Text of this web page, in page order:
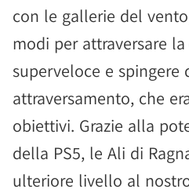
con le gallerie del
modi per attraversare
superveloce e spingere
attraversamento, che
obiettivi. Grazie alla
della PS5, le Ali di
ulteriore livello al